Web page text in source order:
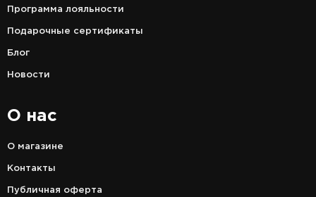
Программа лояльности
Подарочные сертификаты
Блог
Новости
О нас
О магазине
Контакты
Публичная оферта